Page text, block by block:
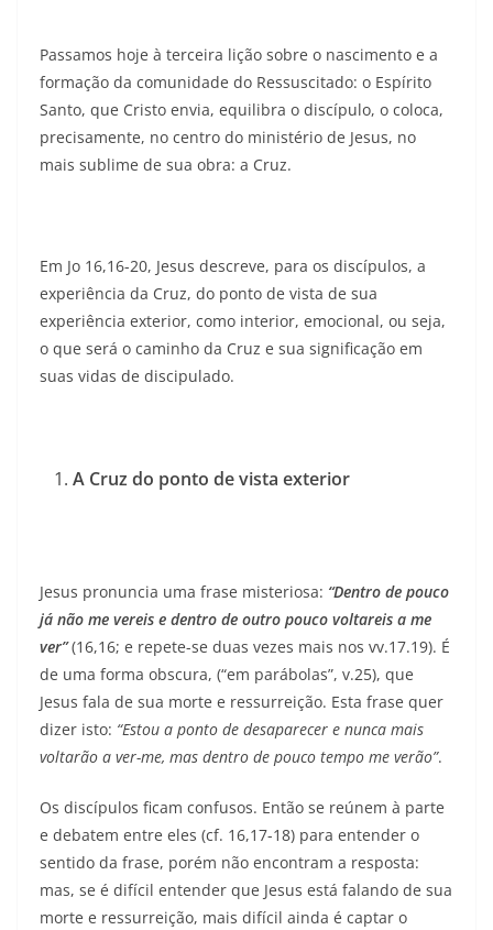
Passamos hoje à terceira lição sobre o nascimento e a
formação da comunidade do Ressuscitado: o Espírito
Santo, que Cristo envia, equilibra o discípulo, o coloca,
precisamente, no centro do ministério de Jesus, no
mais sublime de sua obra: a Cruz.
Em Jo 16,16-20, Jesus descreve, para os discípulos, a
experiência da Cruz, do ponto de vista de sua
experiência exterior, como interior, emocional, ou seja,
o que será o caminho da Cruz e sua significação em
suas vidas de discipulado.
A Cruz do ponto de vista exterior
Jesus pronuncia uma frase misteriosa: “Dentro de pouco
já não me vereis e dentro de outro pouco voltareis a me
ver” (16,16; e repete-se duas vezes mais nos vv.17.19). É
de uma forma obscura, (“em parábolas”, v.25), que
Jesus fala de sua morte e ressurreição. Esta frase quer
dizer isto: “Estou a ponto de desaparecer e nunca mais
voltarão a ver-me, mas dentro de pouco tempo me verão”.
Os discípulos ficam confusos. Então se reúnem à parte
e debatem entre eles (cf. 16,17-18) para entender o
sentido da frase, porém não encontram a resposta:
mas, se é difícil entender que Jesus está falando de sua
morte e ressurreição, mais difícil ainda é captar o